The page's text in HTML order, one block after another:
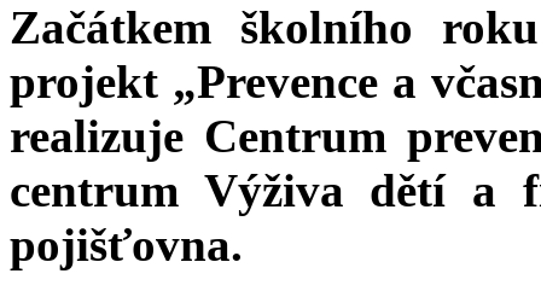
Začátkem školního
projekt „Prevence a
realizuje Centrum
centrum Výživa dětí a
pojišťovna.